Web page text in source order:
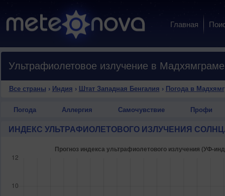
Главная
Ультрафиолетовое излучение в Мадхямграме
Все страны › Индия › Штат Западная Бенгалия › Погода в
Погода Аллергия Самочувствие Профи
ИНДЕКС УЛЬТРАФИОЛЕТОВОГО ИЗЛУЧЕНИЯ